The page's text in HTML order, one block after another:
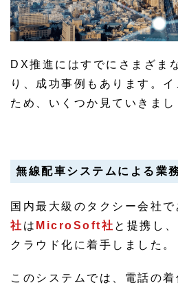
DX推進にはすでにさまざま
り、成功事例もあります。
ため、いくつか見ていきまし
無線配車システムによる業
国内最大級のタクシー会社で
社 は MicroSoft社 と提携し
クラウド化に着手しました。
このシステムでは、電話の